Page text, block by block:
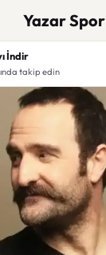
Yazar Spor
İndir
takip edin